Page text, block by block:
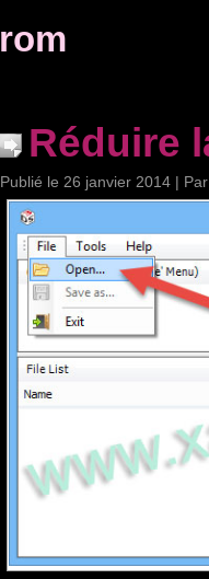
rom
Réduire
Publié le 26 janvier 2014 | Par